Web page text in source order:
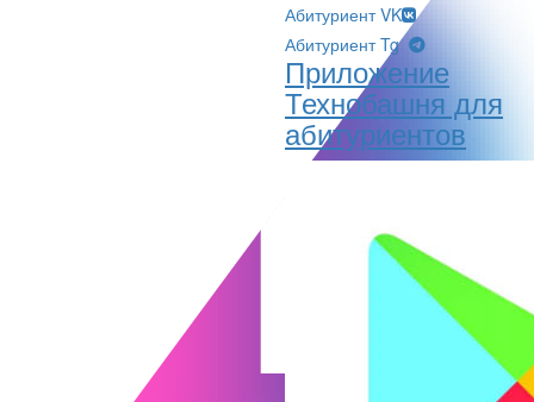
Абитуриент VK
Абитуриент Tg
Приложение
Технобашня для
абитуриентов